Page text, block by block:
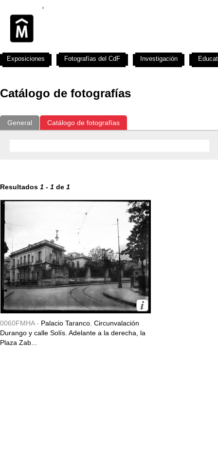
Catálogo de fotografías
General Catálogo de fotografías
Resultados 1 - 1 de 1
0060FMHA - Palacio Taranco. Circunvalación
Durango y calle Solís. Adelante a la derecha, la
Plaza Zab...
Exposiciones Fotografías del CdF Investigación